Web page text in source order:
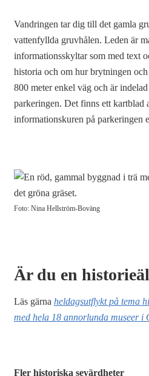
Vandringen tar dig till det gamla
vattenfyllda gruvhålen. Leden är
informationsskyltar som med text
historia och om hur brytningen
800 meter enkel väg och är
parkeringen. Det finns ett kartblad
informationskuren på parkeringen
Foto: Nina Hellström-Boväng
Är du en
Läs gärna heldagsutflykt på tema
med hela 18 annorlunda museer i
Fler historiska sevärdheter